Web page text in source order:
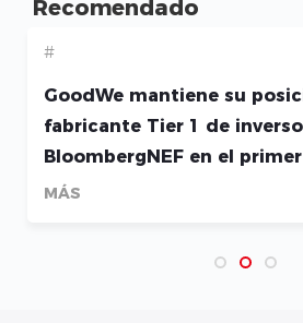
Recomendado
#
GoodWe mantiene su
fabricante Tier 1 de
BloombergNEF en el
2026
MÁS